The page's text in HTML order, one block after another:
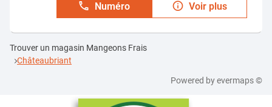
Numéro Voir plus
Trouver un magasin Mangeons Frais
Châteaubriant
Powered byevermaps ©